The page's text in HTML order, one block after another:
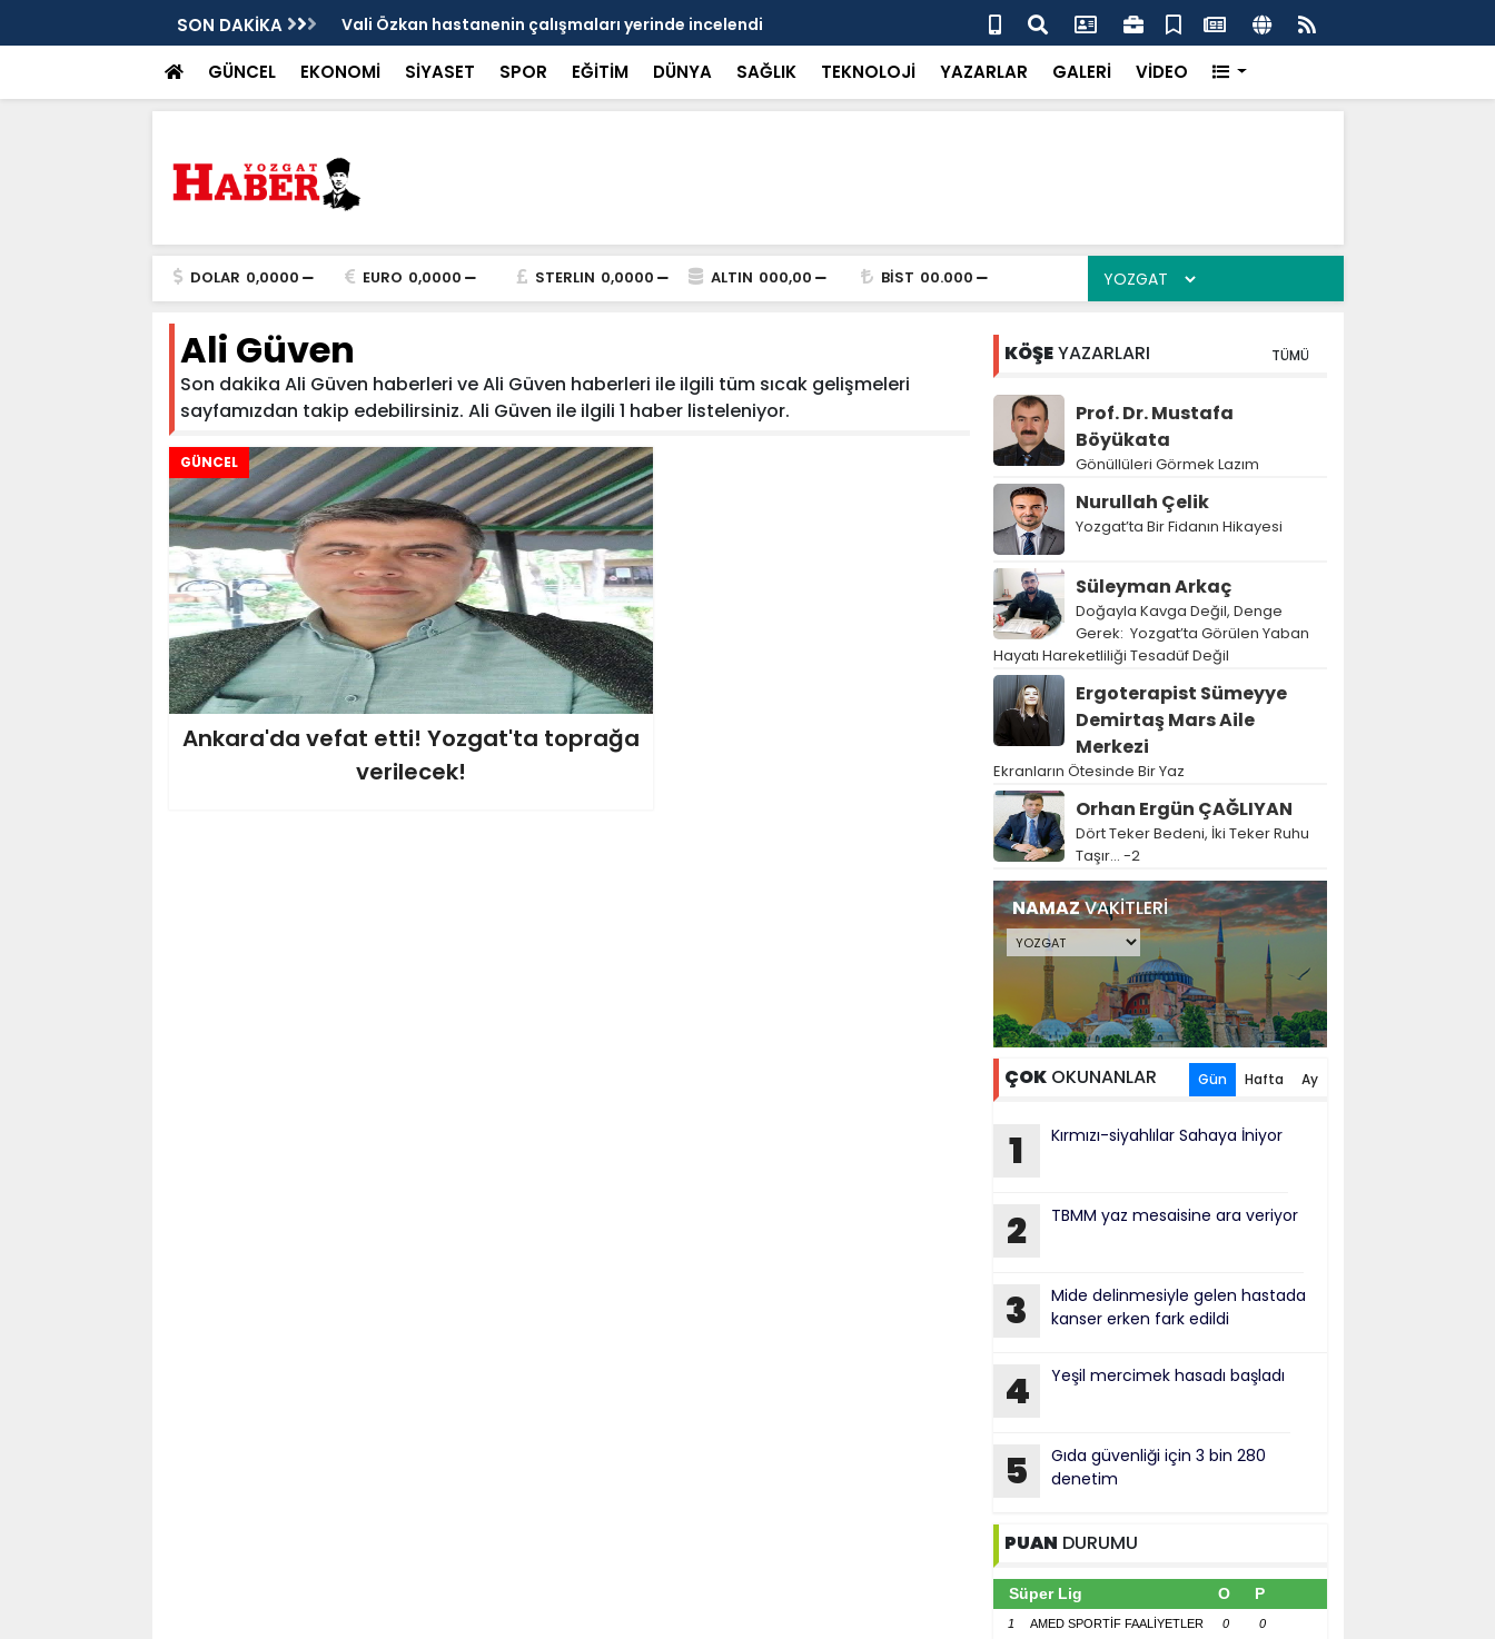
SON DAKİKA Vali Özkan hastanenin çalışmaları yerinde incelendi Karaarslan'dan UMKE'ye övgü
GÜNCEL EKONOMİ SİYASET SPOR EĞİTİM DÜNYA SAĞLIK TEKNOLOJİ YAZARLAR GALERİ VİDEO
DOLAR 0,0000 EURO 0,0000 STERLIN 0,0000 ALTIN 000,00 BİST 00.000
Ali Güven
Son dakika Ali Güven haberleri ve Ali Güven haberleri ile ilgili tüm sıcak gelişmeleri
sayfamızdan takip edebilirsiniz. Ali Güven ile ilgili 1 haber listeleniyor.
GÜNCEL
Ankara'da vefat etti! Yozgat'ta toprağa
verilecek!
KÖŞEYAZARLARI TÜMÜ
Prof. Dr. Mustafa
Böyükata
Gönüllüleri Görmek Lazım
Nurullah Çelik
Yozgat’ta Bir Fidanın Hikayesi
Süleyman Arkaç
Doğayla Kavga Değil, Denge
Gerek: Yozgat’ta Görülen Yaban
Hayatı Hareketliliği Tesadüf Değil
Ergoterapist Sümeyye
Demirtaş Mars Aile
Merkezi
Ekranların Ötesinde Bir Yaz
Orhan Ergün ÇAĞLIYAN
Dört Teker Bedeni, İki Teker Ruhu
Taşır… -2
NAMAZVAKİTLERİ
ÇOKOKUNANLAR Gün Hafta Ay
1 Kırmızı-siyahlılar Sahaya İniyor
2 TBMM yaz mesaisine ara veriyor
3
Mide delinmesiyle gelen hastada
kanser erken fark edildi
4 Yeşil mercimek hasadı başladı
5
Gıda güvenliği için 3 bin 280
denetim
PUAN DURUMU
Süper Lig O P
1 AMED SPORTİF FAALİYETLER 0
0